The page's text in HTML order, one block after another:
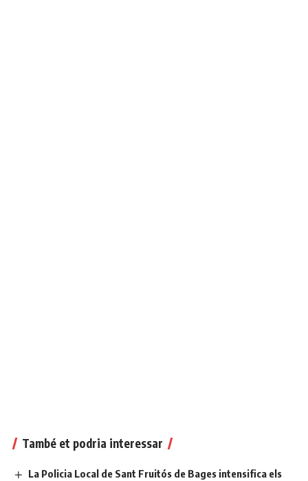
També et podria interessar
La Policia Local de Sant Fruitós de Bages intensifica els